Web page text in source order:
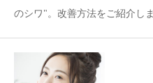
のシワ"。改善方法をご紹介しま